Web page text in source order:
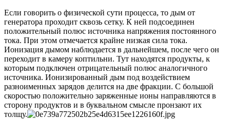
Если говорить о физической сути процесса, то дым от
генератора проходит сквозь сетку. К ней подсоединен
положительный полюс источника напряжения постоянного
тока. При этом отмечается крайне низкая сила тока.
Ионизация дымом наблюдается в дальнейшем, после чего он
переходит в камеру коптильни. Тут находятся продукты, к
которым подключен отрицательный полюс аналогичного
источника. Ионизированный дым под воздействием
разноименных зарядов делится на две фракции. С большой
скоростью положительно заряженные ионы направляются в
сторону продуктов и в буквальном смысле пронзают их
толщу.